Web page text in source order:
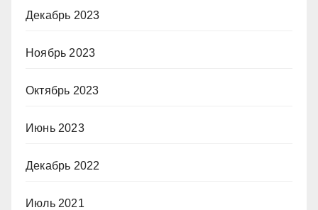
Декабрь 2023
Ноябрь 2023
Октябрь 2023
Июнь 2023
Декабрь 2022
Июль 2021